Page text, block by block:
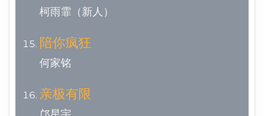
柯雨霏（新人）
陪你疯狂
何家铭
亲极有限